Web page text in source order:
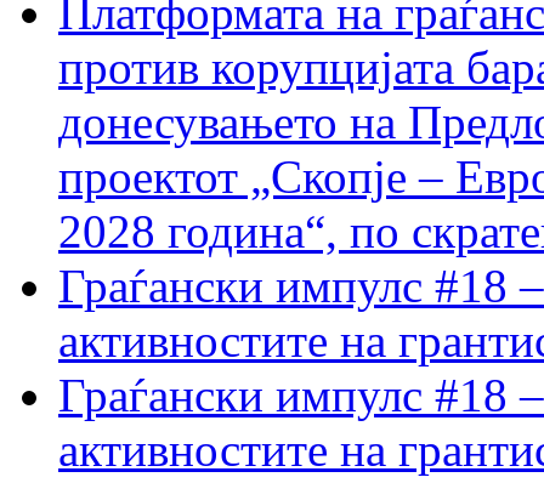
Платформата на
против корупцијата
донесувањето на
проектот „Скопје –
2028 година“, по
Граѓански импулс #18
активностите на
Граѓански импулс #18
активностите на